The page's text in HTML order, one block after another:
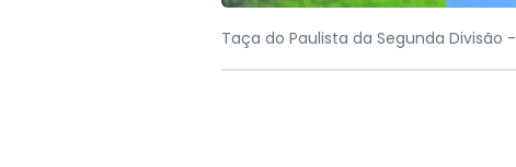
Taça do Paulista da Segunda Divisão -